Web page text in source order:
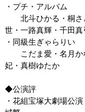
・プチ・アルバム
北斗ひかる・桐さ
世・一路真輝・千田
・同級生ぎゃらりい
こだま愛・名月か
妃・真樹ゆたか
◆公演評
・花組宝塚大劇場公